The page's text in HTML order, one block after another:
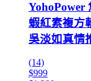
YohoPower
蝦紅素複方
吳淡如真情
(14)
$999